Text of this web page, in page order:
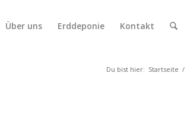
Über uns Erddeponie Kontakt
Du bist hier: Startseite /